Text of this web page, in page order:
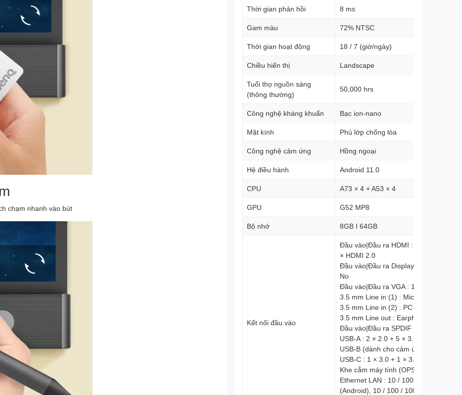
chạm nhanh vào bút
Thời gian phản hồi 8 ms
Gam màu 72% NTSC
Thời gian hoạt động 18 / 7 (giờ/ngày)
Chiều hiển thị Landscape
Tuổi thọ nguồn sáng
(thông thường)
50,000 hrs
Công nghệ kháng khuẩn Bạc ion-nano
Mặt kính Phủ lớp chống lóa
Công nghệ cảm ứng Hồng ngoại
Hệ điều hành Android 11.0
CPU A73 × 4 + A53 × 4
GPU G52 MP8
Bộ nhớ 8GB I 64GB
Kết nối đầu vào
Đầu vào|Đầu ra HDMI : 3 × HDMI 2.0 |
× HDMI 2.0
Đầu vào|Đầu ra DisplayPort : 1 × 1.2a |
No
Đầu vào|Đầu ra VGA : 1 | 0
3.5 mm Line in (1) : Mic × 1
3.5 mm Line in (2) : PC Audio × 1
3.5 mm Line out : Earphone × 1
Đầu vào|Đầu ra SPDIF : 0 | 1 (optical)
USB-A : 2 × 2.0 + 5 × 3.2 Gen1
USB-B (dành cho cảm ứng) : 3 × 3.0
USB-C : 1 × 3.0 + 1 × 3.0 (PD 65 W)
Khe cắm máy tính (OPS) : 1
Ethernet LAN : 10 / 100 / 1000 Mbps
(Android), 10 / 100 / 1000 Mbps